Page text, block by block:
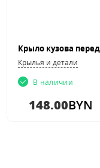
Крыло кузова
Крылья и детали
В наличии
148.00BYN